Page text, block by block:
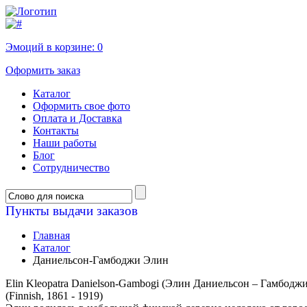
Эмоций в корзине: 0
Оформить заказ
Каталог
Оформить свое фото
Оплата и Доставка
Контакты
Наши работы
Блог
Сотрудничество
Пункты выдачи заказов
Главная
Каталог
Даниельсон-Гамбоджи Элин
Elin Kleopatra Danielson-Gambogi (Элин Даниельсон –
(Finnish, 1861 - 1919)